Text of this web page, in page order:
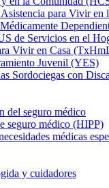
para Vivir
de Servicios en el
Vivir en Casa
Juvenil (YES)
Sordociegas con
del seguro médico
seguro médico (HIPP)
médicas
y cuidadores